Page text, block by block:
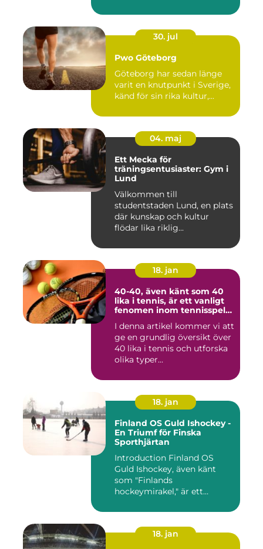
30. jul
Pwo Göteborg
Göteborg har sedan länge
varit en knutpunkt i Sverige,
känd för sin rika kultur,...
04. maj
Ett Mecka för
träningsentusiaster: Gym i
Lund
Välkommen till
studentstaden Lund, en plats
där kunskap och kultur
flödar lika riklig...
18. jan
40-40, även känt som 40
lika i tennis, är ett vanligt
fenomen inom tennisspelet
spännande och
frustrerande för spelare
och fans
I denna artikel kommer vi att
ge en grundlig översikt över
40 lika i tennis och utforska
olika typer...
18. jan
Finland OS Guld Ishockey -
En Triumf för Finska
Sporthjärtan
Introduction Finland OS
Guld Ishockey, även känt
som "Finlands
hockeymirakel," är ett
18. jan